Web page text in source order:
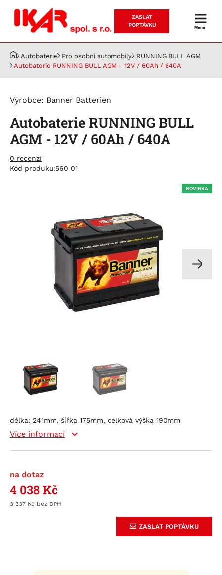
Prodej
servis
akumulátorů
ZASLAT
POPTÁVKU
Menu
Autobaterie Pro osobní automobily
RUNNING BULL AGM
Autobaterie RUNNING BULL AGM - 12V / 60Ah / 640A
Výrobce: Banner Batterien
Autobaterie RUNNING BULL
AGM - 12V / 60Ah / 640A
0 recenzí
Kód produku:560 01
délka: 241mm, šířka 175mm, celková výška 190mm
Více informací
NOVINKA
na dotaz
4 038Kč
3 337 Kč
ZASLAT POPTÁVKU